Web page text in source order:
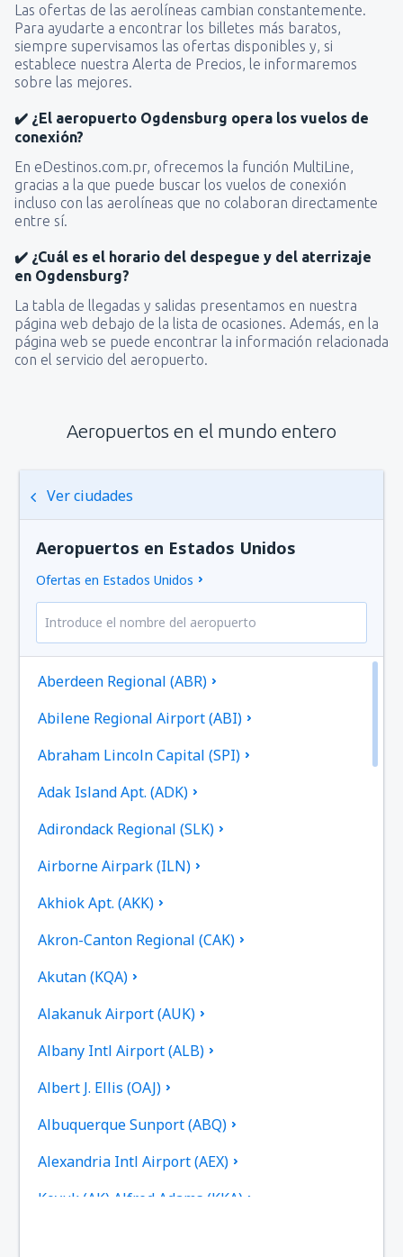
Las ofertas de las aerolíneas cambian constantemente.
Para ayudarte a encontrar los billetes más baratos,
siempre supervisamos las ofertas disponibles y, si
establece nuestra Alerta de Precios, le informaremos
sobre las mejores.
✔️ ¿El aeropuerto Ogdensburg opera los vuelos de
conexión?
En eDestinos.com.pr, ofrecemos la función MultiLine,
gracias a la que puede buscar los vuelos de conexión
incluso con las aerolíneas que no colaboran directamente
entre sí.
✔️ ¿Cuál es el horario del despegue y del aterrizaje
en Ogdensburg?
La tabla de llegadas y salidas presentamos en nuestra
página web debajo de la lista de ocasiones. Además, en la
página web se puede encontrar la información relacionada
con el servicio del aeropuerto.
Aeropuertos en el mundo entero
Ver ciudades
Aeropuertos en Estados Unidos
Ofertas en Estados Unidos
Aberdeen Regional (ABR)
Abilene Regional Airport (ABI)
Abraham Lincoln Capital (SPI)
Adak Island Apt. (ADK)
Adirondack Regional (SLK)
Airborne Airpark (ILN)
Akhiok Apt. (AKK)
Akron-Canton Regional (CAK)
Akutan (KQA)
Alakanuk Airport (AUK)
Albany Intl Airport (ALB)
Albert J. Ellis (OAJ)
Albuquerque Sunport (ABQ)
Alexandria Intl Airport (AEX)
Koyuk (AK) Alfred Adams (KKA)